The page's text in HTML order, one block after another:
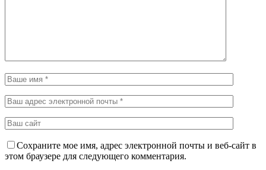
Сохраните мое имя, адрес электронной почты и веб-сайт в
этом браузере для следующего комментария.